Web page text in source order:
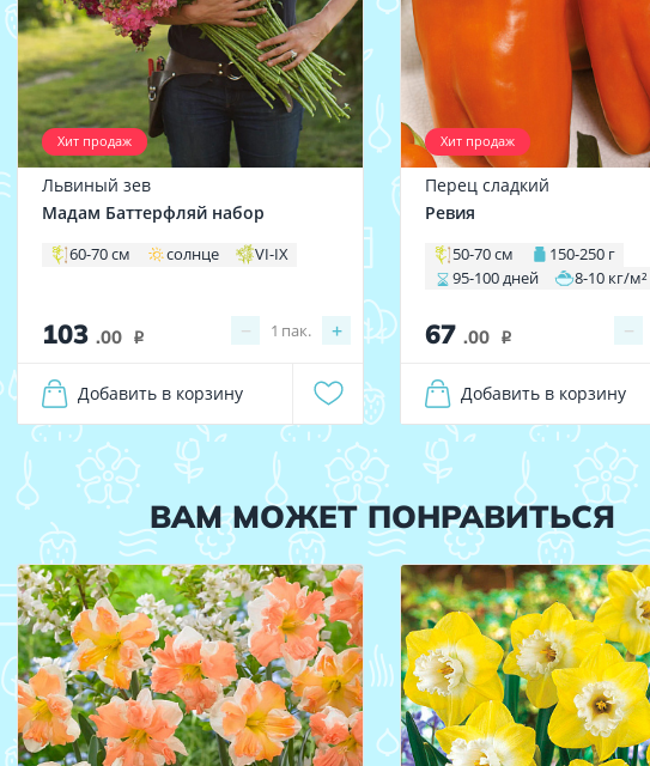
Хит продаж
Львиный зев
Мадам Баттерфляй набор
60-70 см солнце VI-IX
103 .00 i − +
1 пак.
Добавить в корзину
Хит продаж
Перец сладкий
Ревия
50-70 см
150-250 г
95-100 дней
8-10 кг/м²
67 .00 i −
Добавить в корзину
ВАМ МОЖЕТ ПОНРАВИТЬСЯ